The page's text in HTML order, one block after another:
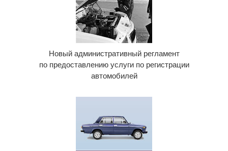
Новый административный регламент
по предоставлению услуги по регистрации
автомобилей